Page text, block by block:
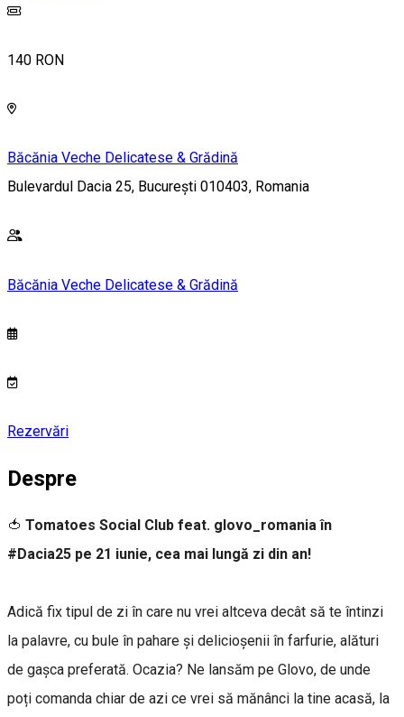
140 RON
Băcănia Veche Delicatese & Grădină
Bulevardul Dacia 25, București 010403, Romania
Băcănia Veche Delicatese & Grădină
Rezervări
Despre
🍅 Tomatoes Social Club feat. glovo_romania în
#Dacia25 pe 21 iunie, cea mai lungă zi din an!
Adică fix tipul de zi în care nu vrei altceva decât să te întinzi
la palavre, cu bule în pahare și delicioșenii în farfurie, alături
de gașca preferată. Ocazia? Ne lansăm pe Glovo, de unde
poți comanda chiar de azi ce vrei să mănânci la tine acasă, la